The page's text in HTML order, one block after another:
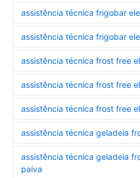
assistência técnica frigobar
assistência técnica frigobar
assistência técnica frost free
assistência técnica frost free
assistência técnica frost free
assistência técnica geladeia
assistência técnica geladeia
paiva